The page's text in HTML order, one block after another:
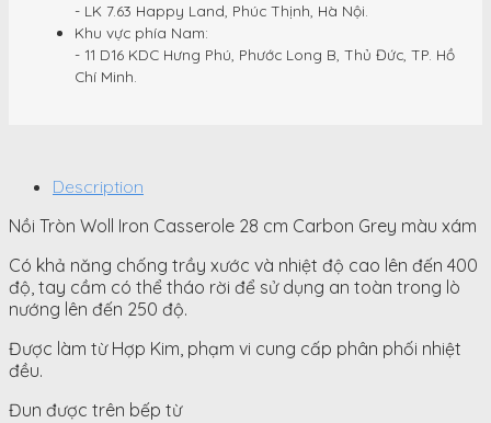
- LK 7.63 Happy Land, Phúc Thịnh, Hà Nội.
Khu vực phía Nam:
- 11 D16 KDC Hưng Phú, Phước Long B, Thủ Đức, TP. Hồ
Chí Minh.
Description
Nồi Tròn Woll Iron Casserole 28 cm Carbon Grey màu xám
Có khả năng chống trầy xước và nhiệt độ cao lên đến 400
độ, tay cầm có thể tháo rời để sử dụng an toàn trong lò
nướng lên đến 250 độ.
Được làm từ Hợp Kim, phạm vi cung cấp phân phối nhiệt
đều.
Đun được trên bếp từ